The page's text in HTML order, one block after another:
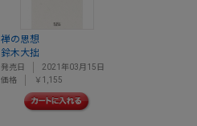
禅の思想
鈴木大拙
発売日
2021年03月15日
価格
￥1,155